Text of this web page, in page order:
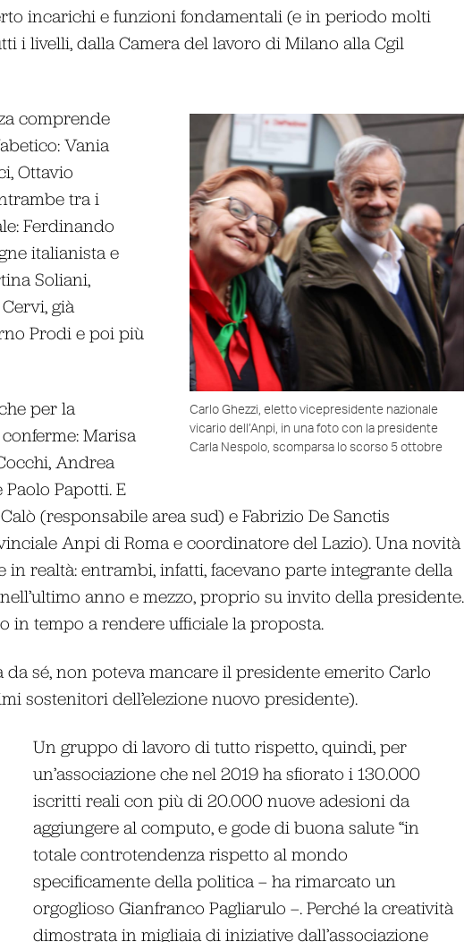
incarichi e funzioni fondamentali (e in periodo molti
i livelli, dalla Camera del lavoro di Milano alla Cgil
Carlo Ghezzi, eletto vicepresidente nazionale
vicario dell’Anpi, in una foto con la presidente
Carla Nespolo, scomparsa lo scorso 5 ottobre
comprende
Vania
Ottavio
tra i
Ferdinando
italianista e
Soliani,
già
Prodi e poi più
per la
Marisa
Andrea
Papotti. E
(responsabile area sud) e Fabrizio De Sanctis
Anpi di Roma e coordinatore del Lazio). Una novità
realtà: entrambi, infatti, facevano parte integrante della
anno e mezzo, proprio su invito della presidente.
in tempo a rendere ufficiale la proposta.
da sé, non poteva mancare il presidente emerito Carlo
sostenitori dell’elezione nuovo presidente).
Un gruppo di lavoro di tutto rispetto, quindi, per
un’associazione che nel 2019 ha sfiorato i 130.000
iscritti reali con più di 20.000 nuove adesioni da
aggiungere al computo, e gode di buona salute “in
totale controtendenza rispetto al mondo
specificamente della politica – ha rimarcato un
orgoglioso Gianfranco Pagliarulo –. Perché la creatività
dimostrata in migliaia di iniziative dall’associazione